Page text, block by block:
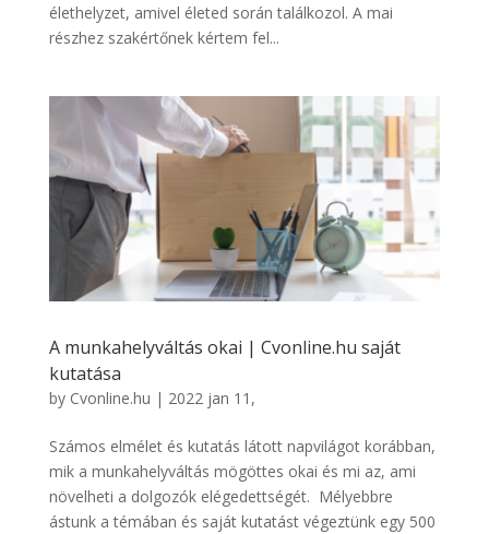
élethelyzet, amivel életed során találkozol. A mai
részhez szakértőnek kértem fel...
A munkahelyváltás okai | Cvonline.hu saját
kutatása
by Cvonline.hu | 2022 jan 11,
Számos elmélet és kutatás látott napvilágot korábban,
mik a munkahelyváltás mögöttes okai és mi az, ami
növelheti a dolgozók elégedettségét. Mélyebbre
ástunk a témában és saját kutatást végeztünk egy 500